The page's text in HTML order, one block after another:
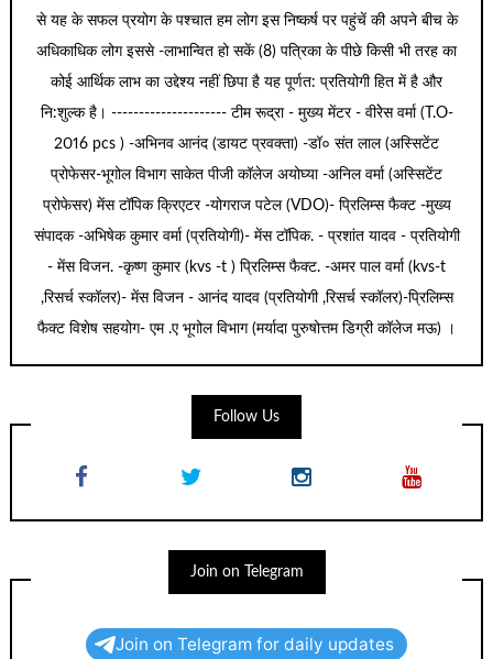
से यह के सफल प्रयोग के पश्चात हम लोग इस निष्कर्ष पर पहुंचें की अपने बीच के
अधिकाधिक लोग इससे -लाभान्वित हो सकें (8) पत्रिका के पीछे किसी भी तरह का
कोई आर्थिक लाभ का उद्देश्य नहीं छिपा है यह पूर्णत: प्रतियोगी हित में है और
नि:शुल्क है। --------------------- टीम रूद्रा - मुख्य मेंटर - वीरेेस वर्मा (T.O-
2016 pcs ) -अभिनव आनंद (डायट प्रवक्ता) -डॉ० संत लाल (अस्सिटेंट
प्रोफेसर-भूगोल विभाग साकेत पीजी कॉलेज अयोघ्या -अनिल वर्मा (अस्सिटेंट
प्रोफेसर) मेंस टॉपिक क्रिएटर -योगराज पटेल (VDO)- प्रिलिम्स फैक्ट -मुख्य
संपादक -अभिषेक कुमार वर्मा (प्रतियोगी)- मेंस टॉपिक. - प्रशांत यादव - प्रतियोगी
- मेंस विजन. -कृष्ण कुमार (kvs -t ) प्रिलिम्स फैक्ट. -अमर पाल वर्मा (kvs-t
,रिसर्च स्कॉलर)- मेंस विजन - आनंद यादव (प्रतियोगी ,रिसर्च स्कॉलर)-प्रिलिम्स
फैक्ट विशेष सहयोग- एम .ए भूगोल विभाग (मर्यादा पुरुषोत्तम डिग्री कॉलेज मऊ) ।
Follow Us
Join on Telegram
Join on Telegram for daily updates